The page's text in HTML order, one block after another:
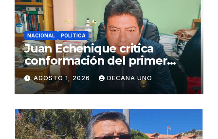
NACIONAL POLÍTICA
Juan Echenique critica
conformación del primer
gabinete ministerial de Keiko
Fujimori
AGOSTO 1, 2026 DECANA UNO